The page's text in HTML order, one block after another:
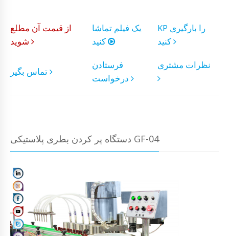
از قیمت آن مطلع
یک فیلم تماشا
KP را بارگیری
فرستادن
نظرات مشتری
دستگاه پر کردن بطری پلاستیکی GF-04